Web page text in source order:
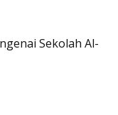
Sekolah Al-